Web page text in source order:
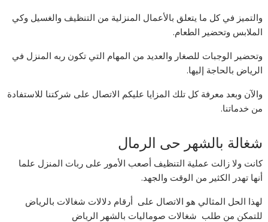
والتميز في كل ما يتعلق بالأعمال المنزلية من التنظيف والغسيل وكي
الملابس وتحضير الطعام.
وتحضير الوجبات للصغار والعديد من المهام التي تكون ربه المنزل في
الرياض بالحاجة إليها.
والآن وبعد معرفة كل تلك المزايا عليكم الاتصال على شركتنا للاستفادة
من خدماتنا.
شغالة بالشهر حى الرمال
كانت ولا زالت عملية التنظيف أصعب الأمور على ربات المنزل علما
أنها تهدر الكثير من الوقت والجهد.
لهذا الحل المثالي هو الاتصال على أرقام دلالات شغالات بالرياض
للتمكن من طلب شغالات صوماليات بالشهر الرياض